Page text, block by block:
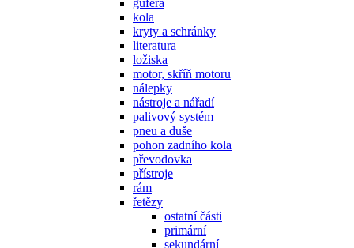
kola
kryty a schránky
literatura
ložiska
motor, skříň motoru
nálepky
nástroje a nářadí
palivový systém
pneu a duše
pohon zadního kola
převodovka
přístroje
rám
řetězy
ostatní části
primární
sekundární